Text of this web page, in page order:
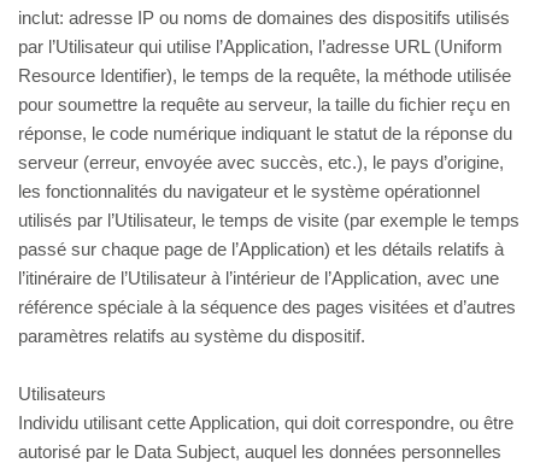
inclut: adresse IP ou noms de domaines des dispositifs utilisés
par l’Utilisateur qui utilise l’Application, l’adresse URL (Uniform
Resource Identifier), le temps de la requête, la méthode utilisée
pour soumettre la requête au serveur, la taille du fichier reçu en
réponse, le code numérique indiquant le statut de la réponse du
serveur (erreur, envoyée avec succès, etc.), le pays d’origine,
les fonctionnalités du navigateur et le système opérationnel
utilisés par l’Utilisateur, le temps de visite (par exemple le temps
passé sur chaque page de l’Application) et les détails relatifs à
l’itinéraire de l’Utilisateur à l’intérieur de l’Application, avec une
référence spéciale à la séquence des pages visitées et d’autres
paramètres relatifs au système du dispositif.
Utilisateurs
Individu utilisant cette Application, qui doit correspondre, ou être
autorisé par le Data Subject, auquel les données personnelles